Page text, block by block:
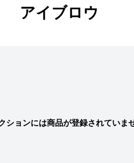
アイブロウ
ションには商品が登録されていま